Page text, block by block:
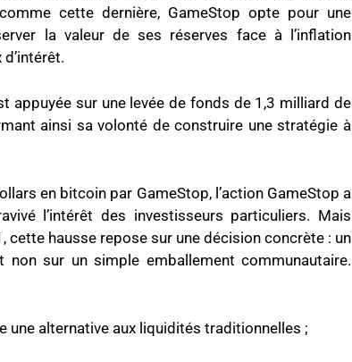
cette dernière, GameStop opte pour une
la valeur de ses réserves face à l’inflation
appuyée sur une levée de fonds de 1,3 milliard de
ainsi sa volonté de construire une stratégie à
en bitcoin par GameStop, l’action GameStop a
l’intérêt des investisseurs particuliers. Mais
hausse repose sur une décision concrète : un
sur un simple emballement communautaire.
une alternative aux liquidités traditionnelles ;